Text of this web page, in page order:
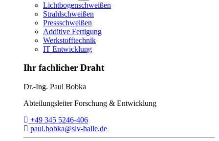
Lichtbogenschweißen
Strahlschweißen
Pressschweißen
Additive Fertigung
Werkstofftechnik
IT Entwicklung
Ihr fachlicher Draht
Dr.-Ing. Paul Bobka
AbteilungsleiterForschung & Entwicklung
Telefon:
+49 345 5246-406
E-Mail:
paul.bobka@slv-halle.de